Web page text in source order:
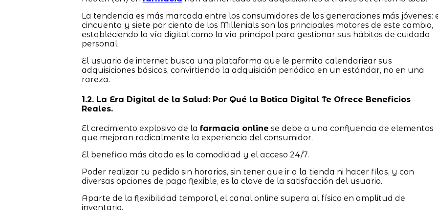
La tendencia es más marcada entre los consumidores de las generaciones más jóvenes:
cincuenta y siete por ciento de los Millenials son los principales motores de este cambio,
estableciendo la vía digital como la vía principal para gestionar sus hábitos de cuidado
personal.
El usuario de internet busca una plataforma que le permita calendarizar sus
adquisiciones básicas, convirtiendo la adquisición periódica en un estándar, no en una
rareza.
1.2. La Era Digital de la Salud: Por Qué la Botica Digital Te Ofrece Beneficios
Reales.
El crecimiento explosivo de la farmacia online se debe a una confluencia de elementos
que mejoran radicalmente la experiencia del consumidor.
El beneficio más citado es la comodidad y el acceso 24/7.
Poder realizar tu pedido sin horarios, sin tener que ir a la tienda ni hacer filas, y con
diversas opciones de pago flexible, es la clave de la satisfacción del usuario.
Aparte de la flexibilidad temporal, el canal online supera al físico en amplitud de
inventario.